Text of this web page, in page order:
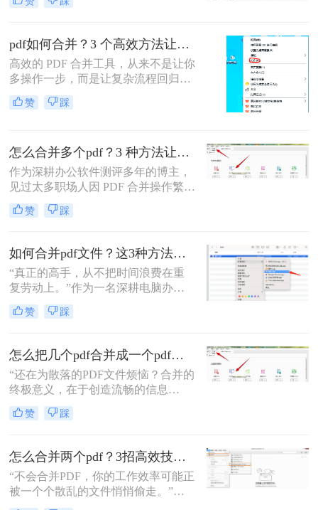
选择最合适的解决方案。
当我们面对需要整合多个PDF文档的
任务就成为了一个常见挑战。
pdf如何合并？3 个高效方法让办公效率翻倍！
高效的 PDF 合并工具，从来不是让你
多操作一步，而是让复杂流程回归简
单本质。职场中，谁没遇到过需要将
多个 PDF 文件合并的场景？项目报告
整合为完整文档。
赞 踩
怎么合并多个pdf？3 种方法让效率翻倍”！
作为深耕办公软件测评多年的博主，
见过太多职场人因 PDF 合并操作繁
琐、格式错乱、隐私泄露踩坑。其实
选对方法，1 分钟就能搞定多文件合
赞 踩
如何合并pdf文件？这3种方法让你效率翻倍！
“真正的高手，从不把时间浪费在重
复劳动上。”作为一名深耕电脑办公
软件测评多年的博主，我深知PDF文
件处理是每个职场人和内容创作者的
琐、安全隐患——这些痛点几乎每天
都在消耗我们的时间和耐心。
赞 踩
怎么把几个pdf合并成一个pdf文件？合并文件的四大高效秘籍，总有一款适合你！
“还在为散落的PDF文件烦恼？合并的
终极意义，在于创造流畅的信息
流。”身为一名深耕电脑办公软件测
评多年的博主，我深知高效处理文档
点。面对数十份零散的PDF——可能
是项目报告的不同章节、分散的合同
附件，或是零散的参考资料
赞 踩
怎么合并两个pdf？3招高效技巧，让你告别杂乱文档！
“不会合并PDF，你的工作效率可能正
被一个个散乱的文件悄悄偷走。”作
为一名从事电脑办公软件测评多年的